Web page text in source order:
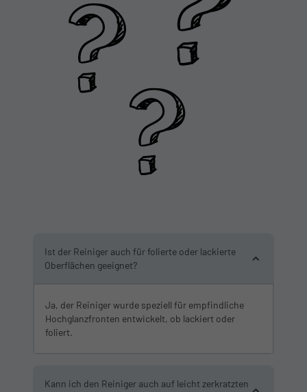
Ist der Reiniger auch für folierte oder lackierte
Oberflächen geeignet?
Ja, der Reiniger wurde speziell für empfindliche
Hochglanzfronten entwickelt, ob lackiert oder
foliert.
Kann ich den Reiniger auch auf leicht zerkratzten